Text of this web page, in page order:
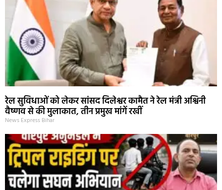
रेल सुविधाओं को लेकर सांसद दिलेश्वर कामैत ने रेल मंत्री अश्विनी
वैष्णव से की मुलाकात, तीन प्रमुख मांगें रखीं
News Express Bihar